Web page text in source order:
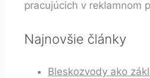
pracujúcich v reklamnom
Najnovšie články
Bleskozvody ako